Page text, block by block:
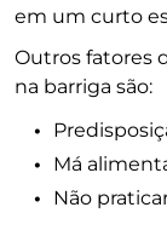
em um curto
Outros fatores
na barriga são:
Má
Não